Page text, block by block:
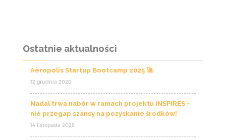
Ostatnie aktualności
Aeropolis Startup Bootcamp 2025 🚀
12 grudnia 2025
Nadal trwa nabór w ramach projektu INSPIRES –
nie przegap szansy na pozyskanie środków!
14 listopada 2025